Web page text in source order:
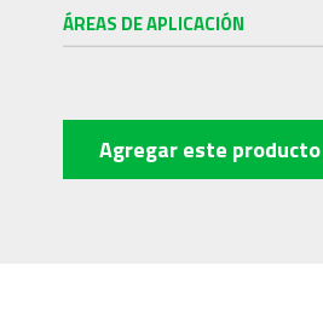
ÁREAS DE APLICACIÓN
Agregar este producto